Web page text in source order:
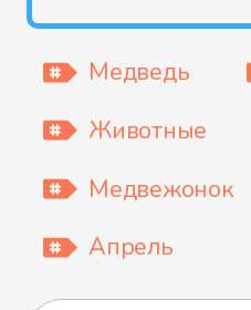
Медведь
Животные
Медвежонок
Апрель